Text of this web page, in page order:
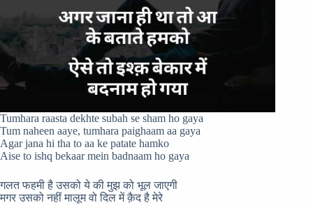
Tumhara raasta dekhte subah se sham ho gaya
Tum naheen aaye, tumhara paighaam aa gaya
Agar jana hi tha to aa ke patate hamko
Aise to ishq bekaar mein badnaam ho gaya
गलत फहमी है उसको ये की मुझ को भूल जाएगी
मगर उसको नहीं मालूम वो दिल में क़ैद है मेरे